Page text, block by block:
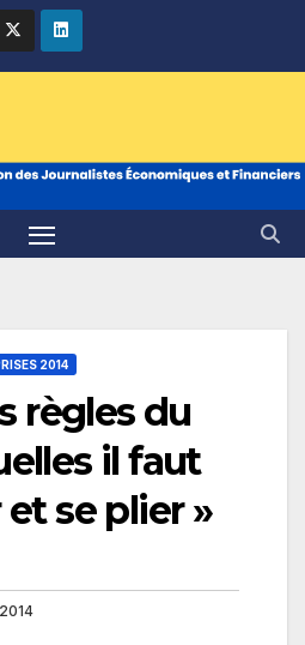
2014
règles du
il faut
et se plier »